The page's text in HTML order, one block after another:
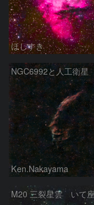
ほしすき
NGC6992と人工衛星
Ken.Nakayama
M20 三裂星雲 いて座